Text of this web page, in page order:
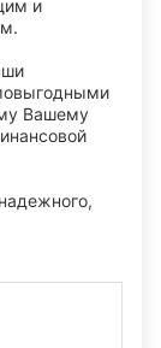
и
Вашему